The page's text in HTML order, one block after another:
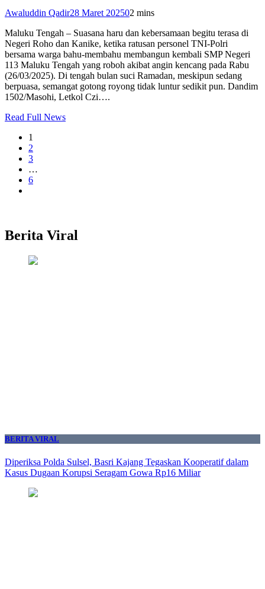
Awaluddin Qadir28 Maret 202502 mins
Maluku Tengah – Suasana haru dan kebersamaan begitu terasa di
Negeri Roho dan Kanike, ketika ratusan personel TNI-Polri
bersama warga bahu-membahu membangun kembali SMP Negeri
113 Maluku Tengah yang roboh akibat angin kencang pada Rabu
(26/03/2025). Di tengah bulan suci Ramadan, meskipun sedang
berpuasa, semangat gotong royong tidak luntur sedikit pun. Dandim
1502/Masohi, Letkol Czi….
Read Full News
1
2
3
…
6
Berita Viral
BERITA VIRAL
Diperiksa Polda Sulsel, Basri Kajang Tegaskan Kooperatif dalam
Kasus Dugaan Korupsi Seragam Gowa Rp16 Miliar